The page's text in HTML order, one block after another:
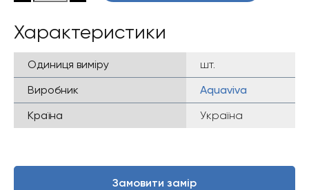
Характеристики
Одиниця виміру
шт.
Виробник
Aquaviva
Країна
Україна
Замовити замір